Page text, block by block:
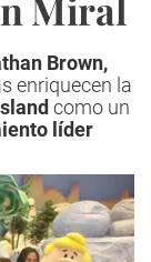
Brown,
enriquecen la
como un
líder